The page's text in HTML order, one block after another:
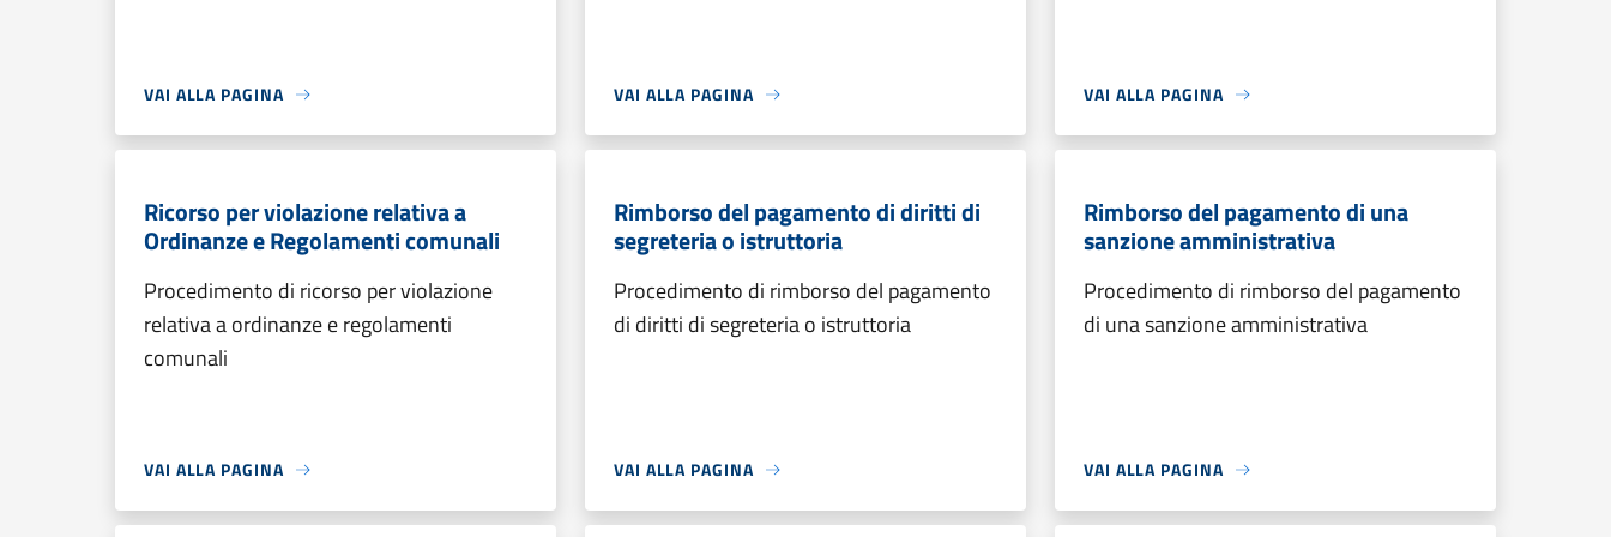
VAI ALLA PAGINA VAI ALLA PAGINA VAI ALLA PAGINA
Ricorso per violazione relativa a
Ordinanze e Regolamenti comunali
Procedimento di ricorso per violazione
relativa a ordinanze e regolamenti
comunali
VAI ALLA PAGINA
Rimborso del pagamento di diritti di
segreteria o istruttoria
Procedimento di rimborso del pagamento
di diritti di segreteria o istruttoria
VAI ALLA PAGINA
Rimborso del pagamento di una
sanzione amministrativa
Procedimento di rimborso del pagamento
di una sanzione amministrativa
VAI ALLA PAGINA